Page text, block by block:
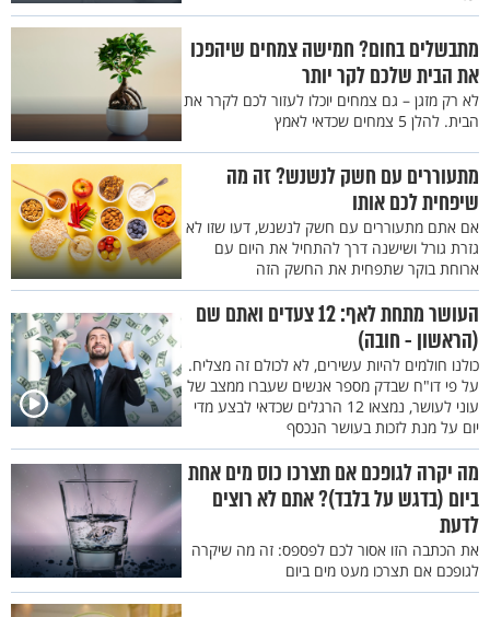
מתבשלים בחום? חמישה צמחים שיהפכו
את הבית שלכם לקר יותר
לא רק מזגן – גם צמחים יוכלו לעזור לכם לקרר את
הבית. להלן 5 צמחים שכדאי לאמץ
מתעוררים עם חשק לנשנש? זה מה
שיפחית לכם אותו
אם אתם מתעוררים עם חשק לנשנש, דעו שזו לא
גזרת גורל ושישנה דרך להתחיל את היום עם
ארוחת בוקר שתפחית את החשק הזה
העושר מתחת לאף: 12 צעדים ואתם שם
(הראשון - חובה)
כולנו חולמים להיות עשירים, לא לכולם זה מצליח.
על פי דו"ח שבדק מספר אנשים שעברו ממצב של
עוני לעושר, נמצאו 12 הרגלים שכדאי לבצע מדי
יום על מנת לזכות בעושר הנכסף
מה יקרה לגופכם אם תצרכו כוס מים אחת
ביום (בדגש על בלבד)? אתם לא רוצים
לדעת
את הכתבה הזו אסור לכם לפספס: זה מה שיקרה
לגופכם אם תצרכו מעט מים ביום